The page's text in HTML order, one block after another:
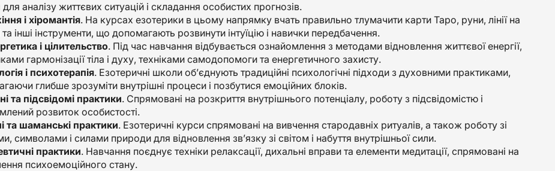
аналізу життєвих ситуацій і складання особистих прогнозів.
і хіромантія. На курсах езотерики в цьому напрямку вчать правильно тлумачити карти Таро, руни, лінії на
інші інструменти, що допомагають розвинути інтуїцію і навички передбачення.
і цілительство. Під час навчання відбувається ознайомлення з методами відновлення життєвої енергії,
гармонізації тіла і духу, техніками самодопомоги та енергетичного захисту.
і психотерапія. Езотеричні школи об’єднують традиційні психологічні підходи з духовними практиками,
глибше зрозуміти внутрішні процеси і позбутися емоційних блоків.
та підсвідомі практики. Спрямовані на розкриття внутрішнього потенціалу, роботу з підсвідомістю і
розвиток особистості.
та шаманські практики. Езотеричні курси спрямовані на вивчення стародавніх ритуалів, а також роботу зі
символами і силами природи для відновлення зв’язку зі світом і набуття внутрішньої сили.
практики. Навчання поєднує техніки релаксації, дихальні вправи та елементи медитації, спрямовані на
психоемоційного стану.